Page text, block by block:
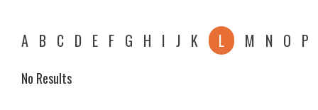
A B C D E F G H I J K L M N O P
No Results